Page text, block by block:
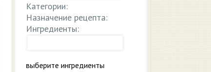
Категории:
Назначение рецепта:
Ингредиенты:
выберите ингредиенты